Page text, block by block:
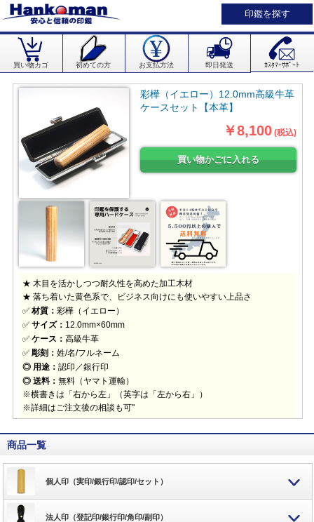
印鑑を探す
買い物カゴ 初めての方 お支払方法 即日発送 ｶｽﾀﾏｰｻﾎﾟｰﾄ
彩樺（イエロー）12.0mm高級牛革
ケースセット【本革】
￥8,100 (税込)
★ 木目を活かしつつ耐久性を高めた加工木材
★ 落ち着いた黄色系で、ビジネス向けにも使いやすい上品さ
✅ 材質： 彩樺（イエロー）
✅ サイズ： 12.0mm×60mm
✅ ケース： 高級牛革
✅ 彫刻： 姓/名/フルネーム
◎ 用途： 認印／銀行印
◎ 送料： 無料（ヤマト運輸）
※横書きは「右から左」（英字は「左から右」）
※詳細はご注文後の相談も可"
商品一覧
個人印（実印/銀行印/認印/セット）
法人印（登記印/銀行印/角印/副印）